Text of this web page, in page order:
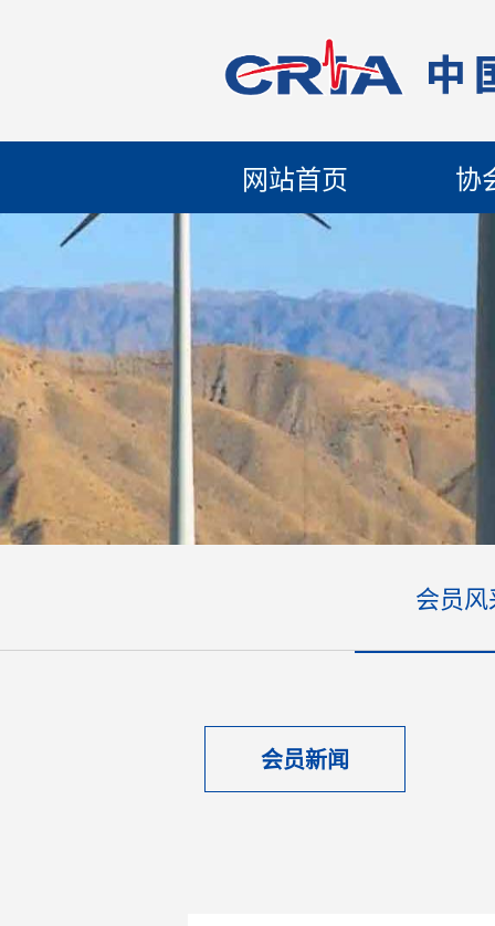
网站首页 协
会员风
会员新闻